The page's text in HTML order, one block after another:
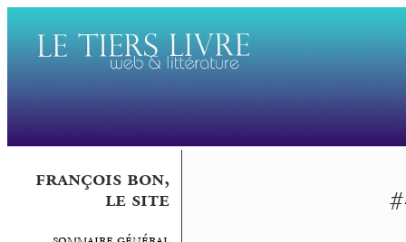
françois bon,
le site